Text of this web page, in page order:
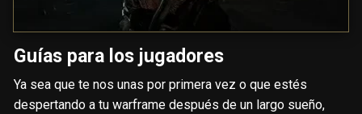
Guías para los jugadores
Ya sea que te nos unas por primera vez o que estés
despertando a tu warframe después de un largo sueño,